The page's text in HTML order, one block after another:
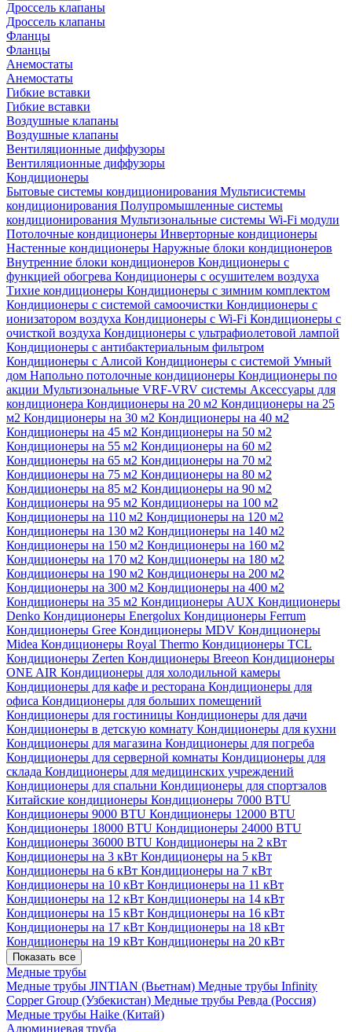
Дроссель клапаны
Дроссель клапаны
Фланцы
Фланцы
Анемостаты
Анемостаты
Гибкие вставки
Гибкие вставки
Воздушные клапаны
Воздушные клапаны
Вентиляционные диффузоры
Вентиляционные диффузоры
Кондиционеры
Бытовые системы кондиционирования Мультисистемы
кондиционирования Полупромышленные системы
кондиционирования Мультизональные системы Wi-Fi модули
Потолочные кондиционеры Инверторные кондиционеры
Настенные кондиционеры Наружные блоки кондиционеров
Внутренние блоки кондиционеров Кондиционеры с
функцией обогрева Кондиционеры с осушителем воздуха
Тихие кондиционеры Кондиционеры с зимним комплектом
Кондиционеры с системой самоочистки Кондиционеры с
ионизатором воздуха Кондиционеры с Wi-Fi Кондиционеры с
очисткой воздуха Кондиционеры с ультрафиолетовой лампой
Кондиционеры с антибактериальным фильтром
Кондиционеры с Алисой Кондиционеры с системой Умный
дом Напольно потолочные кондиционеры Кондиционеры по
акции Мультизональные VRF-VRV системы Аксессуары для
кондиционера Кондиционеры на 20 м2 Кондиционеры на 25
м2 Кондиционеры на 30 м2 Кондиционеры на 40 м2
Кондиционеры на 45 м2 Кондиционеры на 50 м2
Кондиционеры на 55 м2 Кондиционеры на 60 м2
Кондиционеры на 65 м2 Кондиционеры на 70 м2
Кондиционеры на 75 м2 Кондиционеры на 80 м2
Кондиционеры на 85 м2 Кондиционеры на 90 м2
Кондиционеры на 95 м2 Кондиционеры на 100 м2
Кондиционеры на 110 м2 Кондиционеры на 120 м2
Кондиционеры на 130 м2 Кондиционеры на 140 м2
Кондиционеры на 150 м2 Кондиционеры на 160 м2
Кондиционеры на 170 м2 Кондиционеры на 180 м2
Кондиционеры на 190 м2 Кондиционеры на 200 м2
Кондиционеры на 300 м2 Кондиционеры на 400 м2
Кондиционеры на 35 м2 Кондиционеры AUX Кондиционеры
Denko Кондиционеры Energolux Кондиционеры Ferrum
Кондиционеры Gree Кондиционеры MDV Кондиционеры
Midea Кондиционеры Royal Thermo Кондиционеры TCL
Кондиционеры Zerten Кондиционеры Breeon Кондиционеры
ONE AIR Кондиционеры для холодильной камеры
Кондиционеры для кафе и ресторана Кондиционеры для
офиса Кондиционеры для больших помещений
Кондиционеры для гостиницы Кондиционеры для дачи
Кондиционеры в детскую комнату Кондиционеры для кухни
Кондиционеры для магазина Кондиционеры для погреба
Кондиционеры для серверной комнаты Кондиционеры для
склада Кондиционеры для медицинских учреждений
Кондиционеры для спальни Кондиционеры для спортзалов
Китайские кондиционеры Кондиционеры 7000 BTU
Кондиционеры 9000 BTU Кондиционеры 12000 BTU
Кондиционеры 18000 BTU Кондиционеры 24000 BTU
Кондиционеры 36000 BTU Кондиционеры на 2 кВт
Кондиционеры на 3 кВт Кондиционеры на 5 кВт
Кондиционеры на 6 кВт Кондиционеры на 7 кВт
Кондиционеры на 10 кВт Кондиционеры на 11 кВт
Кондиционеры на 12 кВт Кондиционеры на 14 кВт
Кондиционеры на 15 кВт Кондиционеры на 16 кВт
Кондиционеры на 17 кВт Кондиционеры на 18 кВт
Кондиционеры на 19 кВт Кондиционеры на 20 кВт
Показать все
Медные трубы
Медные трубы JINTIAN (Вьетнам) Медные трубы Infinity
Copper Group (Узбекистан) Медные трубы Ревда (Россия)
Медные трубы Haike (Китай)
Алюминиевая труба